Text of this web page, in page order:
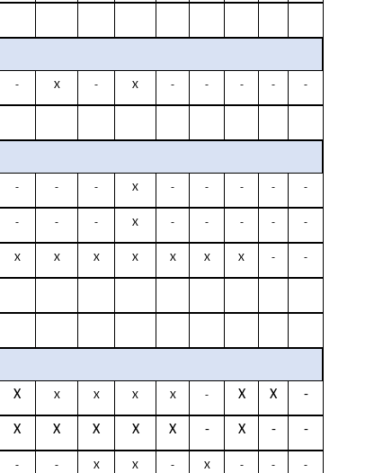
- X - X - - - - -
- - - X - - - - -
- - - X - - - - -
X X X X X X X - -
X X X X X - X X -
X X X X X - X - -
- - X X - X - - -